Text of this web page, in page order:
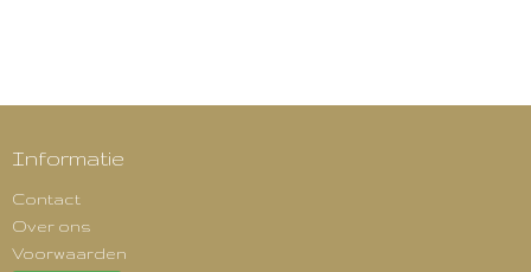
Informatie
Contact
Over ons
Voorwaarden